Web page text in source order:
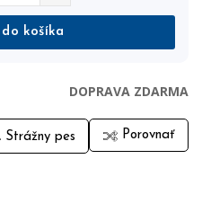
košíka
DOPRAVA ZDARMA
Strážny pes Porovnať